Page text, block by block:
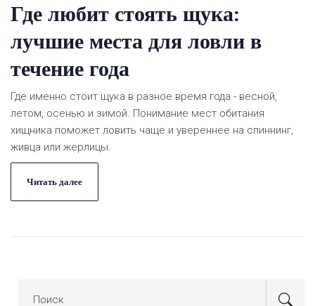
Где любит стоять щука:
лучшие места для ловли в
течение года
Где именно стоит щука в разное время года - весной,
летом, осенью и зимой. Понимание мест обитания
хищника поможет ловить чаще и увереннее на спиннинг,
живца или жерлицы.
Читать далее